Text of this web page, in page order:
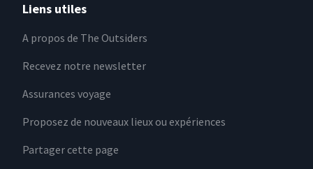
Liens utiles
A propos de The Outsiders
Recevez notre newsletter
Assurances voyage
Proposez de nouveaux lieux ou expériences
Partager cette page